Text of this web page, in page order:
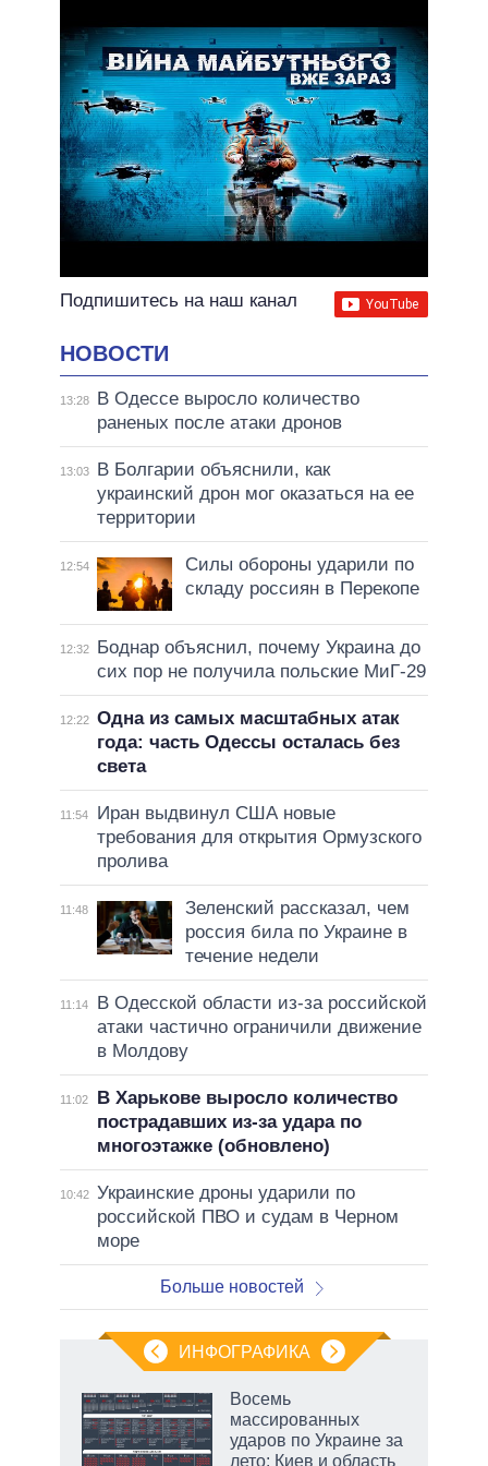
ВСЕ ОБЕЩАНИЯ
АРХИВНЫЕ ОБЕЩАНИЯ
Подпишитесь на наш канал
НОВОСТИ
13:28
В Одессе выросло количество
раненых после атаки дронов
13:03
В Болгарии объяснили, как
украинский дрон мог оказаться на ее
территории
12:54
Силы обороны ударили по
складу россиян в Перекопе
12:32
Боднар объяснил, почему Украина до
сих пор не получила польские МиГ-29
12:22 Одна из самых масштабных атак
года: часть Одессы осталась без
света
11:54
Иран выдвинул США новые
требования для открытия Ормузского
пролива
11:48
Зеленский рассказал, чем
россия била по Украине в
течение недели
11:14
В Одесской области из-за российской
атаки частично ограничили движение
в Молдову
11:02
В Харькове выросло количество
пострадавших из-за удара по
многоэтажке (обновлено)
10:42 Украинские дроны ударили по
российской ПВО и судам в Черном
море
Больше новостей
ИНФОГРАФИКА
Восемь
массированных
ударов по Украине за
лето: Киев и область